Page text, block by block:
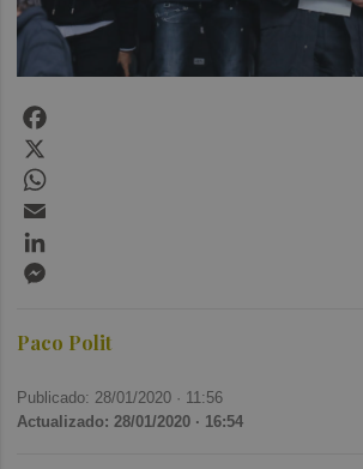
Paco Polit
Publicado: 28/01/2020 · 11:56
Actualizado: 28/01/2020 · 16:54